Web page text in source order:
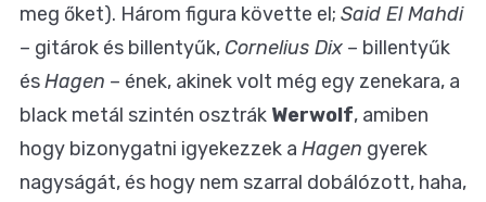
meg őket). Három figura követte el; Said El Mahdi
– gitárok és billentyűk, Cornelius Dix – billentyűk
ésHagen – ének, akinek volt még egy zenekara, a
black metál szintén osztrák Werwolf, amiben
hogy bizonygatni igyekezzek a Hagen gyerek
nagyságát, és hogy nem szarral dobálózott, haha,